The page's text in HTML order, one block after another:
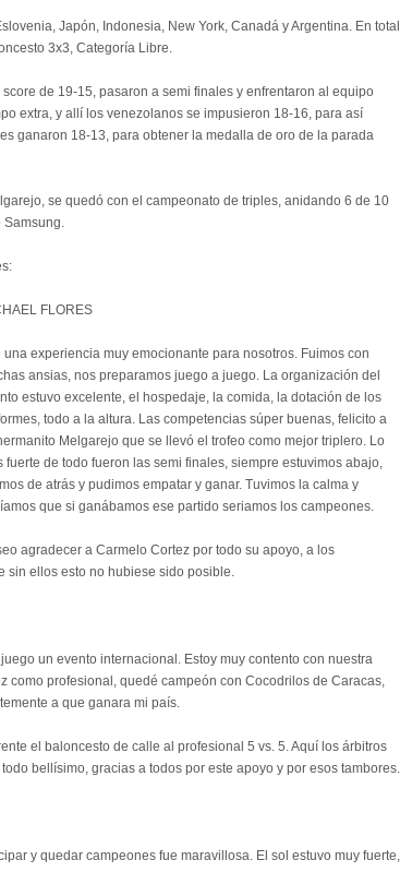
Japón, Indonesia, New York, Canadá y Argentina. En total
3x3, Categoría Libre.
de 19-15, pasaron a semi finales y enfrentaron al equipo
extra, y allí los venezolanos se impusieron 18-16, para así
ganaron 18-13, para obtener la medalla de oro de la parada
se quedó con el campeonato de triples, anidando 6 de 10
Samsung.
FLORES
una experiencia muy emocionante para nosotros. Fuimos con
ansias, nos preparamos juego a juego. La organización del
estuvo excelente, el hospedaje, la comida, la dotación de los
todo a la altura. Las competencias súper buenas, felicito a
Melgarejo que se llevó el trofeo como mejor triplero. Lo
fuerte de todo fueron las semi finales, siempre estuvimos abajo,
de atrás y pudimos empatar y ganar. Tuvimos la calma y
que si ganábamos ese partido seriamos los campeones.
agradecer a Carmelo Cortez por todo su apoyo, a los
sin ellos esto no hubiese sido posible.
un evento internacional. Estoy muy contento con nuestra
como profesional, quedé campeón con Cocodrilos de Caracas,
a que ganara mi país.
el baloncesto de calle al profesional 5 vs. 5. Aquí los árbitros
bellísimo, gracias a todos por este apoyo y por esos tambores.
y quedar campeones fue maravillosa. El sol estuvo muy fuerte,